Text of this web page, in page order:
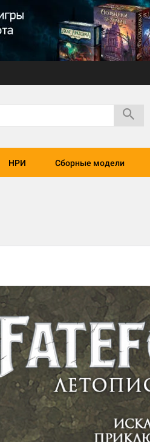
НРИ Сборные модели